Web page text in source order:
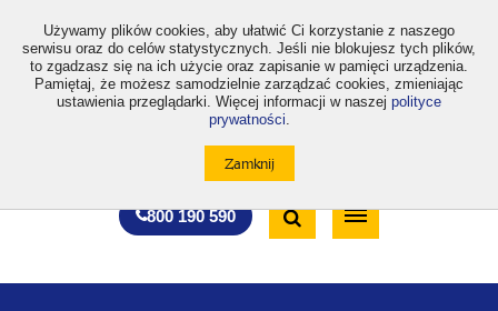
Używamy plików cookies, aby ułatwić Ci korzystanie z naszego
serwisu oraz do celów statystycznych. Jeśli nie blokujesz tych plików,
to zgadzasz się na ich użycie oraz zapisanie w pamięci urządzenia.
Pamiętaj, że możesz samodzielnie zarządzać cookies, zmieniając
ustawienia przeglądarki. Więcej informacji w naszej polityce
prywatności.
czcionkiczcionkiczcionki
A
otwiera
nowej
Bezpłatna
infolinia
800 190 590 Wyszukiwarka
Otwórz
/